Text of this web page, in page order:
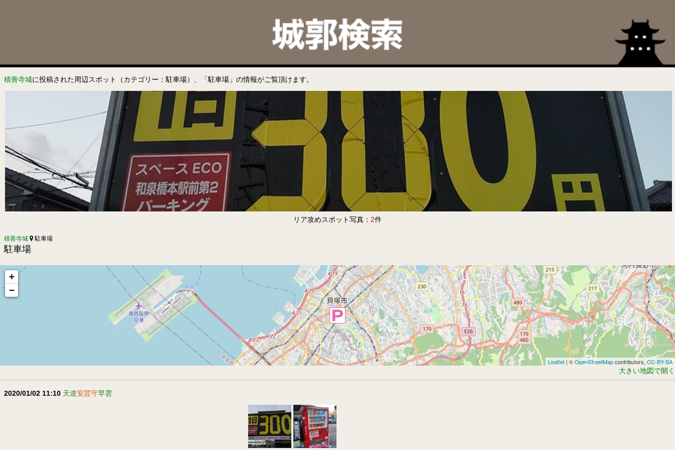
積善寺城に投稿された周辺スポット（カテゴリー：駐車場）、「駐車場」の情報がご覧頂けます。
リア攻めスポット写真： 2件
積善寺城 駐車場
駐車場
+
−
Leaflet | ©OpenStreetMapcontributors,CC-BY-SA
大きい地図で開く
2020/01/02 11:10 天道安芸守早雲